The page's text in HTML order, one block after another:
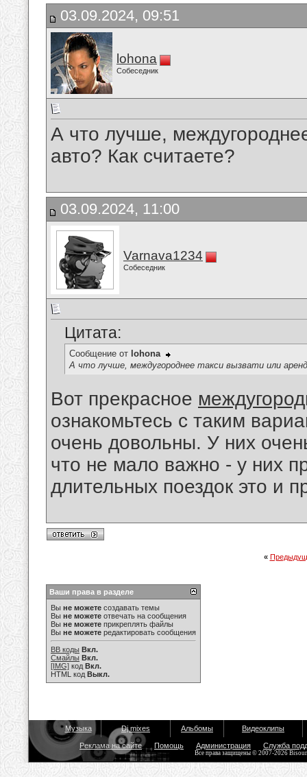
03.09.2024, 09:51
lohona
Собеседник
А что лучше,
авто? Как считаете?
03.09.2024, 11:00
Varnava1234
Собеседник
Цитата:
Сообщение от lohona
А что лучше, междугороднее такси вызвати или
Вот прекрасное
ознакомьтесь с таким
очень довольны. У них
что не мало важно - у них
длительных поездок это и
«
Ваши права в разделе
Вы не можете создавать темы
Вы не можете отвечать на сообщения
Вы не можете прикреплять файлы
Вы не можете редактировать сообщения
BB коды Вкл.
Смайлы Вкл.
[IMG] код Вкл.
HTML код Выкл.
Музыка Dj mixes Альбомы Видеоклипы
Реклама на сайте Помощь Администрация Служба
Все права защищены © 2007-2026